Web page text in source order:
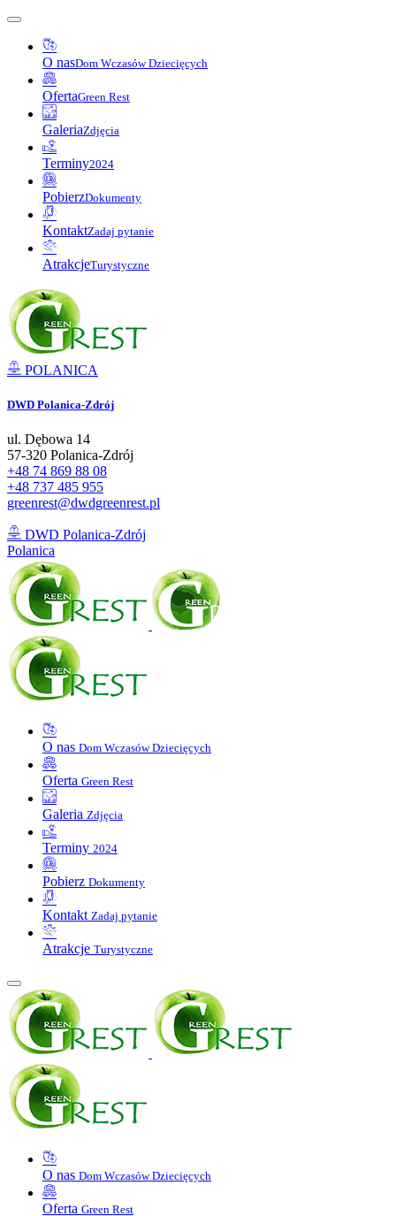
O nasDom Wczasów Dziecięcych
OfertaGreen Rest
GaleriaZdjęcia
Terminy2024
PobierzDokumenty
KontaktZadaj pytanie
AtrakcjeTurystyczne
POLANICA
DWD Polanica-Zdrój
ul. Dębowa 14
57-320 Polanica-Zdrój
+48 74 869 88 08
+48 737 485 955
greenrest@dwdgreenrest.pl
DWD Polanica-Zdrój
Polanica
O nas Dom Wczasów Dziecięcych
Oferta Green Rest
Galeria Zdjęcia
Terminy 2024
Pobierz Dokumenty
Kontakt Zadaj pytanie
Atrakcje Turystyczne
O nas Dom Wczasów Dziecięcych
Oferta Green Rest